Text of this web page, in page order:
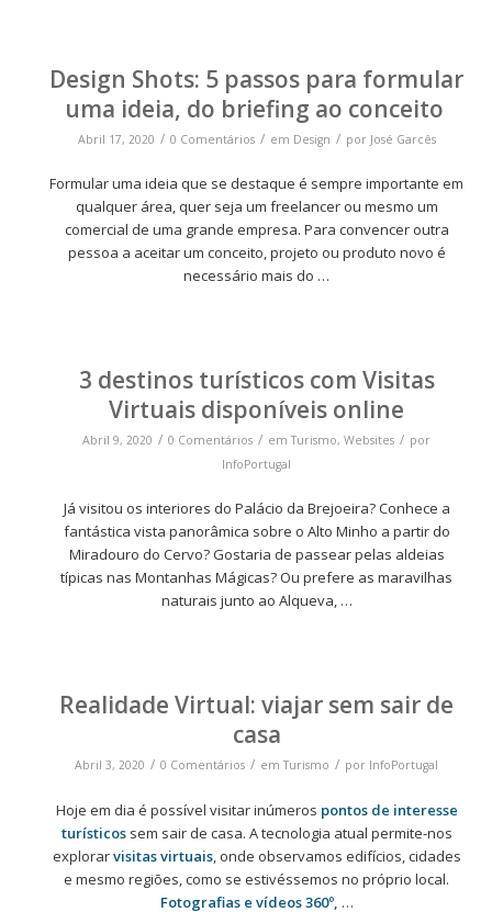
Design Shots: 5 passos para formular
uma ideia, do briefing ao conceito
Abril 17, 2020 / 0 Comentários / em Design / por José Garcês
Formular uma ideia que se destaque é sempre importante em
qualquer área, quer seja um freelancer ou mesmo um
comercial de uma grande empresa. Para convencer outra
pessoa a aceitar um conceito, projeto ou produto novo é
necessário mais do …
3 destinos turísticos com Visitas
Virtuais disponíveis online
Abril 9, 2020 / 0 Comentários / emTurismo,Websites / por
InfoPortugal
Já visitou os interiores do Palácio da Brejoeira? Conhece a
fantástica vista panorâmica sobre o Alto Minho a partir do
Miradouro do Cervo? Gostaria de passear pelas aldeias
típicas nas Montanhas Mágicas? Ou prefere as maravilhas
naturais junto ao Alqueva, …
Realidade Virtual: viajar sem sair de
casa
Abril 3, 2020 / 0 Comentários / emTurismo / por InfoPortugal
Hoje em dia é possível visitar inúmeros pontos de interesse
turísticossem sair de casa. A tecnologia atual permite-nos
explorarvisitas virtuais, onde observamos edifícios, cidades
e mesmo regiões, como se estivéssemos no próprio local.
Fotografias e vídeos 360º, …